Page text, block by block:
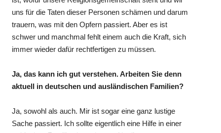
uns für die Taten dieser Personen schämen und darum
trauern, was mit den Opfern passiert. Aber es ist
schwer und manchmal fehlt einem auch die Kraft, sich
immer wieder dafür rechtfertigen zu müssen.
Ja, das kann ich gut verstehen. Arbeiten Sie denn
aktuell in deutschen und ausländischen Familien?
Ja, sowohl als auch. Mir ist sogar eine ganz lustige
Sache passiert. Ich sollte eigentlich eine Hilfe in einer